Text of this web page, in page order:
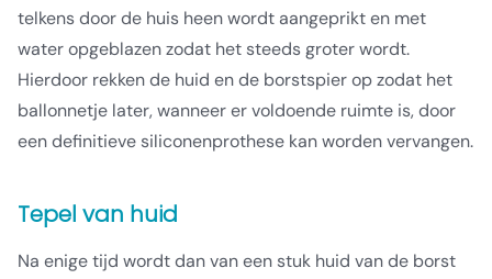
telkens door de huis heen wordt aangeprikt en met
water opgeblazen zodat het steeds groter wordt.
Hierdoor rekken de huid en de borstspier op zodat het
ballonnetje later, wanneer er voldoende ruimte is, door
een definitieve siliconenprothese kan worden vervangen.
Tepel van huid
Na enige tijd wordt dan van een stuk huid van de borst